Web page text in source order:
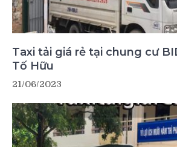
Taxi tải giá rẻ tại chung cư
Tố Hữu
21/06/2023